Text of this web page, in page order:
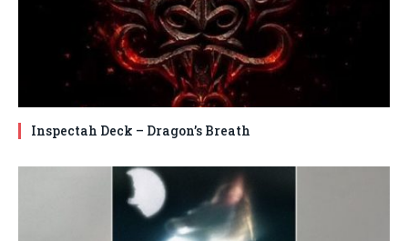
Inspectah Deck – Dragon’s Breath